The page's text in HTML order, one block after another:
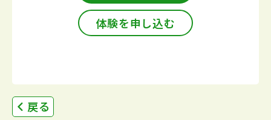
体験を申し込む
戻る